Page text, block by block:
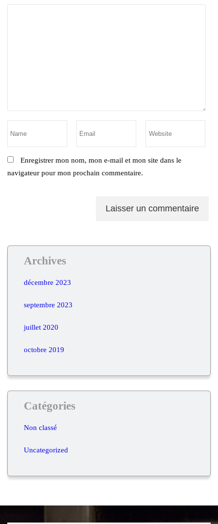
Enregistrer mon nom, mon e-mail et mon site dans le
navigateur pour mon prochain commentaire.
Archives
décembre 2023
septembre 2023
juillet 2020
octobre 2019
Catégories
Non classé
Uncategorized